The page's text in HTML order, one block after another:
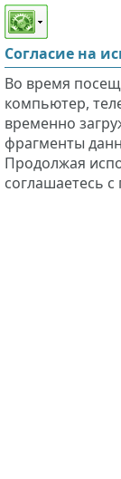
Этот сайт
слабовидящих
Согласие на
Во время
компьютер,
временно
фрагменты
Продолжая
соглашаетесь